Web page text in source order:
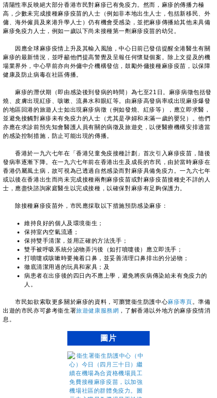
清陽性率反映絕大部分香港市民對麻疹已有免疫力。然而，麻疹的傳播力極
高，少數未完成接種麻疹疫苗的人士（例如非本地出生人士，包括新移民、外
傭、海外僱員及來港升學人士）仍有機會受感染，並把麻疹傳播給其他未具備
麻疹免疫力人士，例如一歲以下尚未接種第一劑麻疹疫苗的幼兒。
因應全球麻疹疫情上升及其輸入風險，中心日前已發信提醒全港醫生有關
麻疹的最新情況，並呼籲他們提高警覺及呈報任何懷疑個案。除上文提及的機
場業界外，中心早前亦向外傭中介機構發信，鼓勵外傭接種麻疹疫苗，以保障
健康及防止病毒在社區傳播。
麻疹的潛伏期（即由感染後到發病的時間）為七至21日。麻疹病徵包括發
燒、皮膚出現紅疹、咳嗽、流鼻水和眼紅等。由麻疹高發病率或出現麻疹爆發
的地區回港的旅遊人士如出現麻疹病徵（例如發燒、紅疹等），應立即求醫，
並避免接觸對麻疹未有免疫力的人士（尤其是孕婦和未滿一歲的嬰兒）。他們
亦應在求診前預先知會醫護人員有關的病徵及旅遊史，以便醫療機構安排適當
的感染控制措施，防止可能出現的傳播。
香港於一九六七年在「香港兒童免疫接種計劃」首次引入麻疹疫苗，隨後
發病率逐漸下降。在一九六七年前在香港出生及成長的市民，由於當時麻疹在
香港仍屬風土病，故可視為已透過自然感染而對麻疹具備免疫力。一九六七年
或以後在香港出生而尚未完成接種兩劑麻疹疫苗或對麻疹疫苗接種史不詳的人
士，應盡快諮詢家庭醫生以完成接種，以確保對麻疹有足夠保護力。
除接種麻疹疫苗外，市民應採取以下措施預防感染麻疹：
維持良好的個人及環境衞生；
保持室內空氣流通；
保持雙手清潔，並用正確的方法洗手；
雙手被呼吸系統分泌物弄污後（如打噴嚏後）應立即洗手；
打噴嚏或咳嗽時要掩着口鼻，並妥善清理口鼻排出的分泌物；
徹底清潔用過的玩具和家具；及
病患者在出疹後的四日內不應上學，避免將疾病傳染給未有免疫力的
人。
​市民如欲索取更多關於麻疹的資料，可瀏覽衞生防護中心麻疹專頁。準備
出遊的市民亦可參考衞生署旅遊健康服務網 ，了解香港以外地方的麻疹疫情消
息。
圖片